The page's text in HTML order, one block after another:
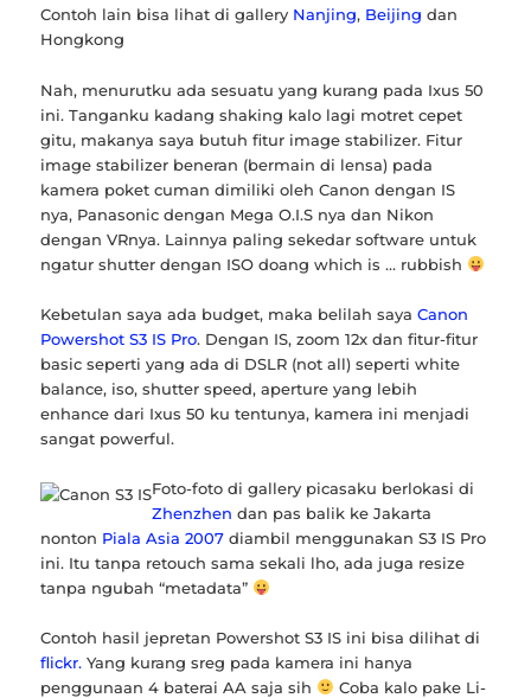
Contoh lain bisa lihat di gallery Nanjing, Beijing dan
Hongkong
Nah, menurutku ada sesuatu yang kurang pada Ixus 50
ini. Tanganku kadang shaking kalo lagi motret cepet
gitu, makanya saya butuh fitur image stabilizer. Fitur
image stabilizer beneran (bermain di lensa) pada
kamera poket cuman dimiliki oleh Canon dengan IS
nya, Panasonic dengan Mega O.I.S nya dan Nikon
dengan VRnya. Lainnya paling sekedar software untuk
ngatur shutter dengan ISO doang which is … rubbish
Kebetulan saya ada budget, maka belilah sayaCanon
Powershot S3 IS Pro. Dengan IS, zoom 12x dan fitur-fitur
basic seperti yang ada di DSLR (not all) seperti white
balance, iso, shutter speed, aperture yang lebih
enhance dari Ixus 50 ku tentunya, kamera ini menjadi
sangat powerful.
Foto-foto di gallery picasaku berlokasi di
Zhenzhen dan pas balik ke Jakarta
nonton Piala Asia 2007 diambil menggunakan S3 IS Pro
ini. Itu tanpa retouch sama sekali lho, ada juga resize
tanpa ngubah “metadata”
Contoh hasil jepretan Powershot S3 IS ini bisa dilihat di
flickr. Yang kurang sreg pada kamera ini hanya
penggunaan 4 baterai AA saja sih
Coba kalo pake Li-